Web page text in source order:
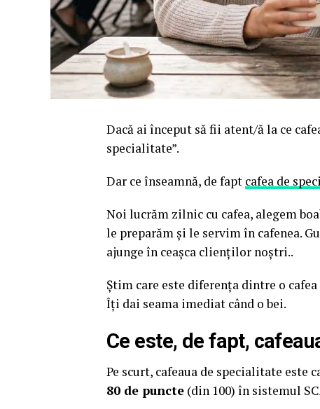
Dacă ai început să fii atent/ă la ce
specialitate”.
Dar ce înseamnă, de fapt cafea de
Noi lucrăm zilnic cu cafea, alegem
le preparăm și le servim în cafenea.
ajunge în ceașca clienților noștri..
Știm care este diferența dintre o
Îți dai seama imediat când o bei.
Ce este, de fapt,
Pe scurt, cafeaua de specialitate este
80 de puncte (din 100) în sistemul